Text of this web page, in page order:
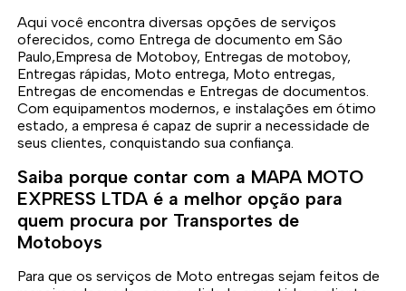
Aqui você encontra diversas opções de serviços
oferecidos, como Entrega de documento em São
Paulo,Empresa de Motoboy, Entregas de motoboy,
Entregas rápidas, Moto entrega, Moto entregas,
Entregas de encomendas e Entregas de documentos.
Com equipamentos modernos, e instalações em ótimo
estado, a empresa é capaz de suprir a necessidade de
seus clientes, conquistando sua confiança.
Saiba porque contar com a MAPA MOTO
EXPRESS LTDA é a melhor opção para
quem procura por Transportes de
Motoboys
Para que os serviços de Moto entregas sejam feitos de